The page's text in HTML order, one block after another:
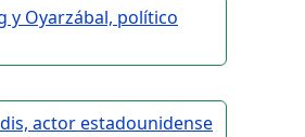
y Oyarzábal, político
actor estadounidense